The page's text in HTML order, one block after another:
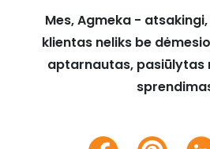
Mes, Agmeka -
klientas neliks be
aptarnautas, pasiūlytas